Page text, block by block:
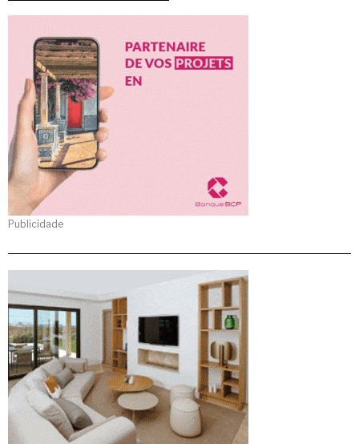
Publicidade